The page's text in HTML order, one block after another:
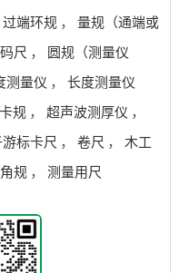
过端环规 ，
量规（通端或
码尺 ，
圆规（测量仪
测量仪 ，
长度测量仪
卡规 ， 超声波测厚仪 ，
标卡尺 ， 卷尺 ，
木工
规 ， 测量用尺